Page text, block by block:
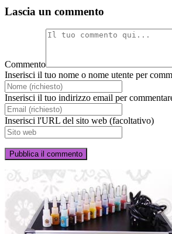
Lascia un commento
Commento
Inserisci il tuo nome o nome utente per
Inserisci il tuo indirizzo email per
Inserisci l'URL del sito web (facoltativo)